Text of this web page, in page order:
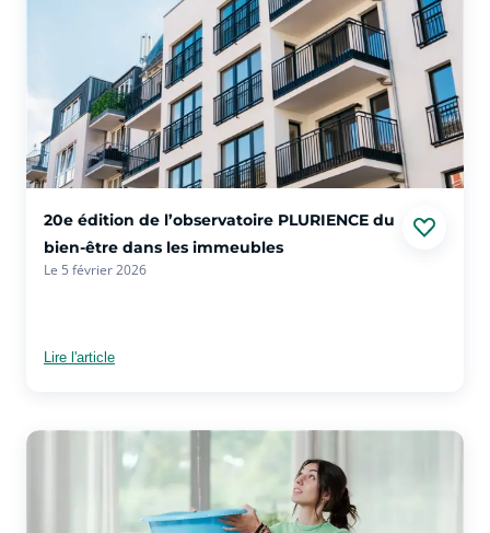
20e édition de l’observatoire PLURIENCE du
bien-être dans les immeubles
Le 5 février 2026
voir plus sur l'article 20e édition de l’observatoire
Lire l'article